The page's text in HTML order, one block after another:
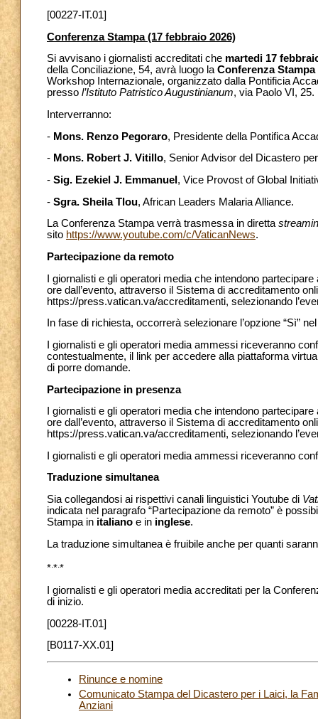
[00227-IT.01]
Conferenza Stampa (17 febbraio 2026)
Si avvisano i giornalisti accreditati che martedi 17
della Conciliazione, 54, avrà luogo laConferenza
Workshop Internazionale, organizzato dalla Pontificia
presso l’Istituto Patristico Augustinianum, via Paolo VI, 25.
Interverranno:
- Mons. Renzo Pegoraro, Presidente della Pontifica
- Mons. Robert J. Vitillo, Senior Advisor del Dicastero
- Sig. Ezekiel J. Emmanuel , Vice Provost of Global
- Sgra. Sheila Tlou, African Leaders Malaria Alliance.
La Conferenza Stampa verrà trasmessa in diretta
sito https://www.youtube.com/c/VaticanNews.
Partecipazione da remoto
I giornalisti e gli operatori media che intendono
ore dall’evento, attraverso il Sistema di accreditamento
https://press.vatican.va/accreditamenti, selezionando
In fase di richiesta, occorrerà selezionare l’opzione “Sì”
I giornalisti e gli operatori media ammessi riceveranno
contestualmente, il link per accedere alla piattaforma
di porre domande.
Partecipazione in presenza
I giornalisti e gli operatori media che intendono
ore dall’evento, attraverso il Sistema di accreditamento
https://press.vatican.va/accreditamenti, selezionando
I giornalisti e gli operatori media ammessi riceveranno
Traduzione simultanea
Sia collegandosi ai rispettivi canali linguistici Youtube di
indicata nel paragrafo “Partecipazione da remoto” è
Stampa in italiano e in inglese.
La traduzione simultanea è fruibile anche per quanti
*.*.*
I giornalisti e gli operatori media accreditati per la
di inizio.
[00228-IT.01]
[B0117-XX.01]
Rinunce e nomine
Comunicato Stampa del Dicastero per i Laici, la
Anziani